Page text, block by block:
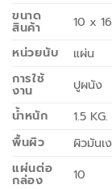
ขนาด
สินค้า
10 x
หน่วยนับ
แผ่น
การใช้
งาน
ปูผนัง
น้ำหนัก
1.5 KG.
พื้นผิว
ผิวมันเ
แผ่นต่อ
กล่อง
10